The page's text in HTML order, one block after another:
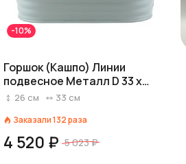
-10%
Горшок (Кашпо) Линии
подвесное Металл D 33 x
16,5 см H 14/26 см Голубой
26 см 33 см
Заказали132раза
4 520 ₽ 5 023 ₽